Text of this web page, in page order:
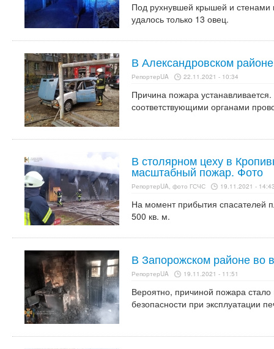
Под рухнувшей крышей и стенами
удалось только 13 овец.
В Александровском
РепортерUA 22.11.2021 - 10:34
Причина пожара
соответствующими органами
В столярном цеху в
масштабный пожар. Фото
РепортерUA, фото ГСЧС 19.11.2021 -
На момент прибытия спасателей
500 кв. м.
В Запорожском районе во
РепортерUA 19.11.2021 - 11:51
Вероятно, причиной пожара
безопасности при эксплуатации